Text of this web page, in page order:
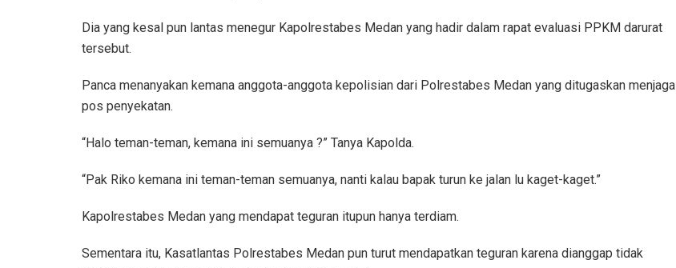
Dia yang kesal pun lantas menegur Kapolrestabes Medan yang hadir dalam rapat evaluasi PPKM darurat
tersebut.
Panca menanyakan kemana anggota-anggota kepolisian dari Polrestabes Medan yang ditugaskan menjaga
pos penyekatan.
“Halo teman-teman, kemana ini semuanya ?” Tanya Kapolda.
“Pak Riko kemana ini teman-teman semuanya, nanti kalau bapak turun ke jalan lu kaget-kaget.”
Kapolrestabes Medan yang mendapat teguran itupun hanya terdiam.
Sementara itu, Kasatlantas Polrestabes Medan pun turut mendapatkan teguran karena dianggap tidak